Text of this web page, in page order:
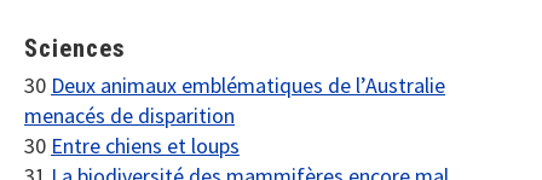
Sciences
30 Deux animaux emblématiques de l’Australie
menacés de disparition
30 Entre chiens et loups